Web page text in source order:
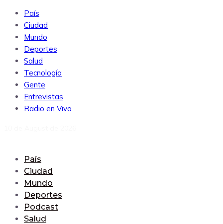
País
Ciudad
Mundo
Deportes
Salud
Tecnología
Gente
Entrevistas
Radio en Vivo
País
Ciudad
Mundo
Deportes
Podcast
Salud